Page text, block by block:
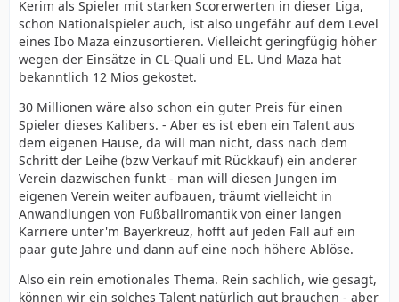
Kerim als Spieler mit starken Scorerwerten in dieser Liga,
schon Nationalspieler auch, ist also ungefähr auf dem Level
eines Ibo Maza einzusortieren. Vielleicht geringfügig höher
wegen der Einsätze in CL-Quali und EL. Und Maza hat
bekanntlich 12 Mios gekostet.
30 Millionen wäre also schon ein guter Preis für einen
Spieler dieses Kalibers. - Aber es ist eben ein Talent aus
dem eigenen Hause, da will man nicht, dass nach dem
Schritt der Leihe (bzw Verkauf mit Rückkauf) ein anderer
Verein dazwischen funkt - man will diesen Jungen im
eigenen Verein weiter aufbauen, träumt vielleicht in
Anwandlungen von Fußballromantik von einer langen
Karriere unter'm Bayerkreuz, hofft auf jeden Fall auf ein
paar gute Jahre und dann auf eine noch höhere Ablöse.
Also ein rein emotionales Thema. Rein sachlich, wie gesagt,
können wir ein solches Talent natürlich gut brauchen - aber